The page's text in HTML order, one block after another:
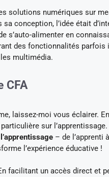
solutions numériques sur
conception, l’idée était
s’auto-alimenter en
des fonctionnalités parfois
multimédia.
CFA
laissez-moi vous éclairer.
sur
– de l’apprenti
l’expérience éducative !
facilitant un accès direct et